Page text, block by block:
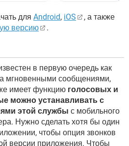
для Android, iOS
, а также
версию .
в первую очередь как
мгновенными сообщениями,
имеет функцию голосовых и
можно устанавливать с
этой службы с мобильного
Нужно сделать хотя бы один
чтобы опция звонков
версии приложения. Чтобы